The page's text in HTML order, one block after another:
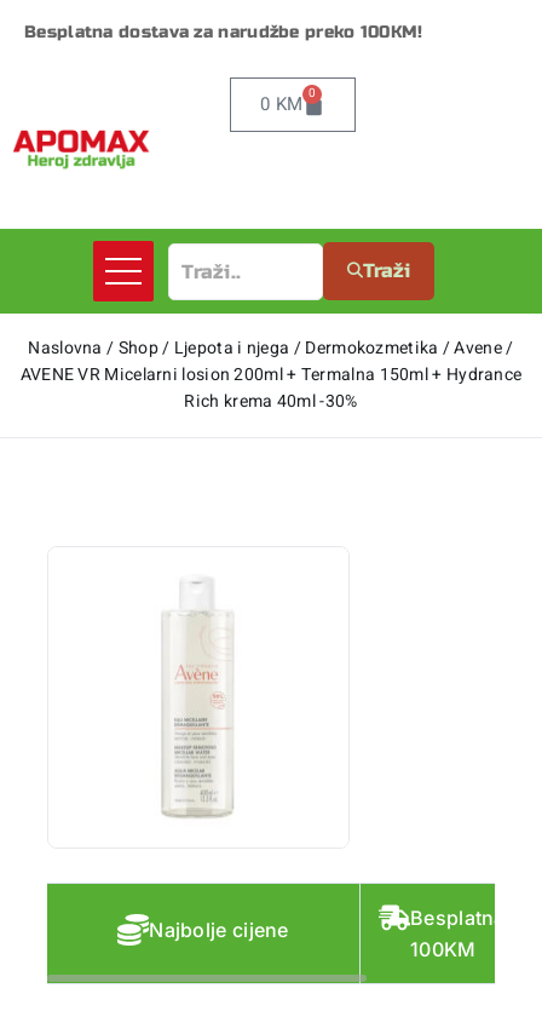
Besplatna dostava za narudžbe preko 100KM!
0 KM 0
Traži
Naslovna /Shop/ Ljepota i njega /Dermokozmetika /Avene/
AVENE VR Micelarni losion 200ml + Termalna 150ml + Hydrance
Rich krema 40ml -30%
Najbolje cijene
Besplatna
100KM